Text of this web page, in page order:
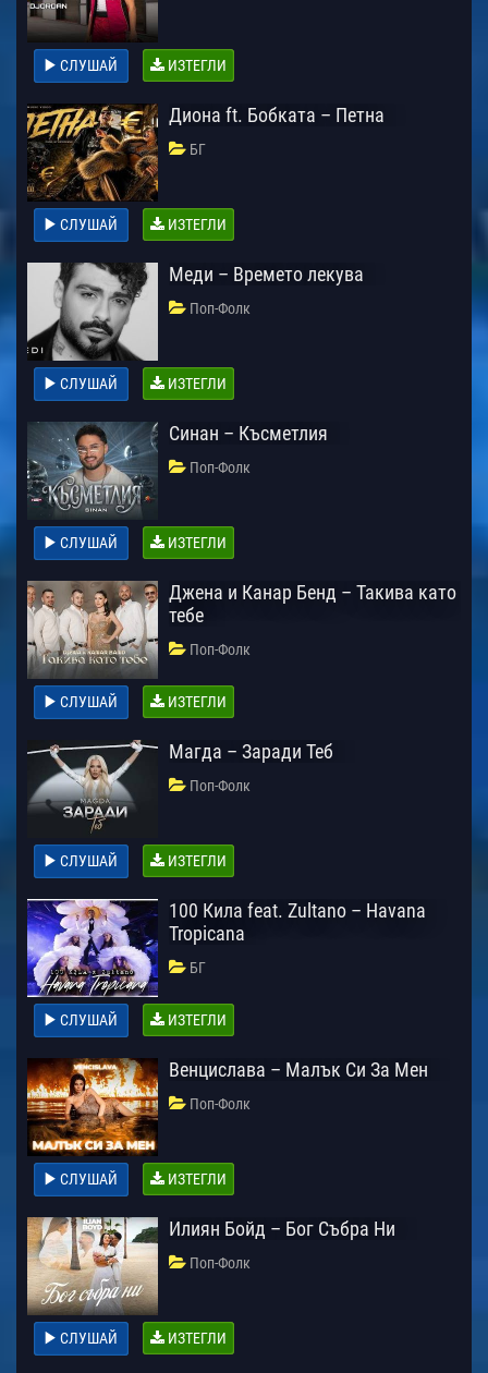
СЛУШАЙ ИЗТЕГЛИ
Диона ft. Бобката – Петна
БГ
СЛУШАЙ ИЗТЕГЛИ
Меди – Времето лекува
Поп-Фолк
СЛУШАЙ ИЗТЕГЛИ
Синан – Късметлия
Поп-Фолк
СЛУШАЙ ИЗТЕГЛИ
Джена и Канар Бенд – Такива като
тебе
Поп-Фолк
СЛУШАЙ ИЗТЕГЛИ
Магда – Заради Теб
Поп-Фолк
СЛУШАЙ ИЗТЕГЛИ
100 Кила feat. Zultano – Havana
Tropicana
БГ
СЛУШАЙ ИЗТЕГЛИ
Венцислава – Малък Си За Мен
Поп-Фолк
СЛУШАЙ ИЗТЕГЛИ
Илиян Бойд – Бог Събра Ни
Поп-Фолк
СЛУШАЙ ИЗТЕГЛИ